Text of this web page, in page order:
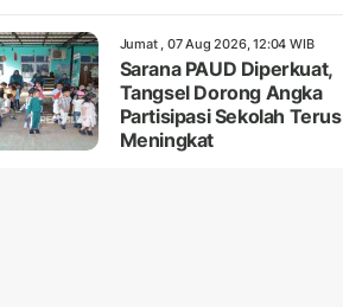
Jumat , 07 Aug 2026, 12:04 WIB
Sarana PAUD Diperkuat,
Tangsel Dorong Angka
Partisipasi Sekolah Terus
Meningkat